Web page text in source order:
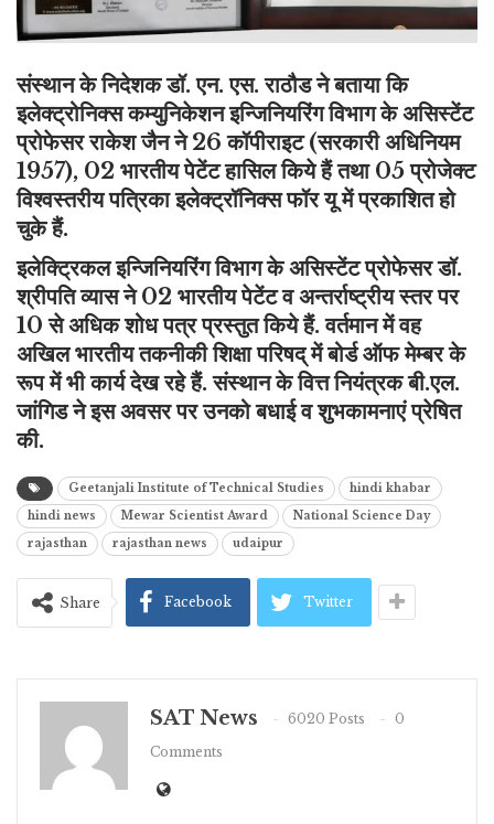
संस्थान के निदेशक डॉ. एन. एस. राठौड ने बताया कि
इलेक्ट्रोनिक्स कम्युनिकेशन इन्जिनियरिंग विभाग के असिस्टेंट
प्रोफेसर राकेश जैन ने 26 कॉपीराइट (सरकारी अधिनियम
1957), 02 भारतीय पेटेंट हासिल किये हैं तथा 05 प्रोजेक्ट
विश्वस्तरीय पत्रिका इलेक्ट्रॉनिक्स फॉर यू में प्रकाशित हो
चुके हैं.
इलेक्ट्रिकल इन्जिनियरिंग विभाग के असिस्टेंट प्रोफेसर डॉ.
श्रीपति व्यास ने 02 भारतीय पेटेंट व अन्तर्राष्ट्रीय स्तर पर
10 से अधिक शोध पत्र प्रस्तुत किये हैं. वर्तमान में वह
अखिल भारतीय तकनीकी शिक्षा परिषद् में बोर्ड ऑफ मेम्बर के
रूप में भी कार्य देख रहे हैं. संस्थान के वित्त नियंत्रक बी.एल.
जांगिड ने इस अवसर पर उनको बधाई व शुभकामनाएं प्रेषित
की.
Geetanjali Institute of Technical Studies
hindi khabar
hindi news
Mewar Scientist Award
National Science Day
rajasthan
rajasthan news udaipur
Share Facebook Twitter
SAT News 6020 Posts
0
Comments